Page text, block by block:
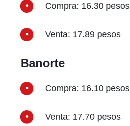
Compra: 16.30 pesos
Venta: 17.89 pesos
Banorte
Compra: 16.10 pesos
Venta: 17.70 pesos